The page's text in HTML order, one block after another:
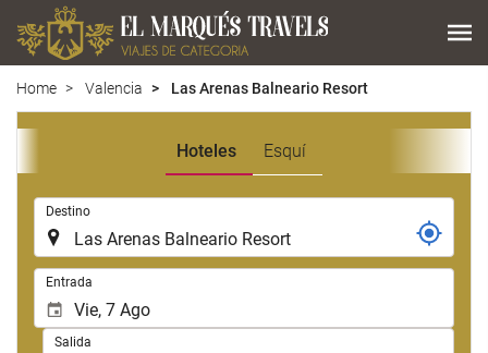
Home Valencia Las Arenas Balneario Resort
Hoteles Esquí
Destino
Entrada
Salida